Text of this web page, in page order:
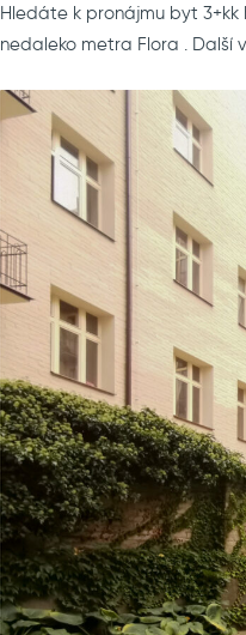
Hledáte k pronájmu byt
nedaleko metra Flora . Další